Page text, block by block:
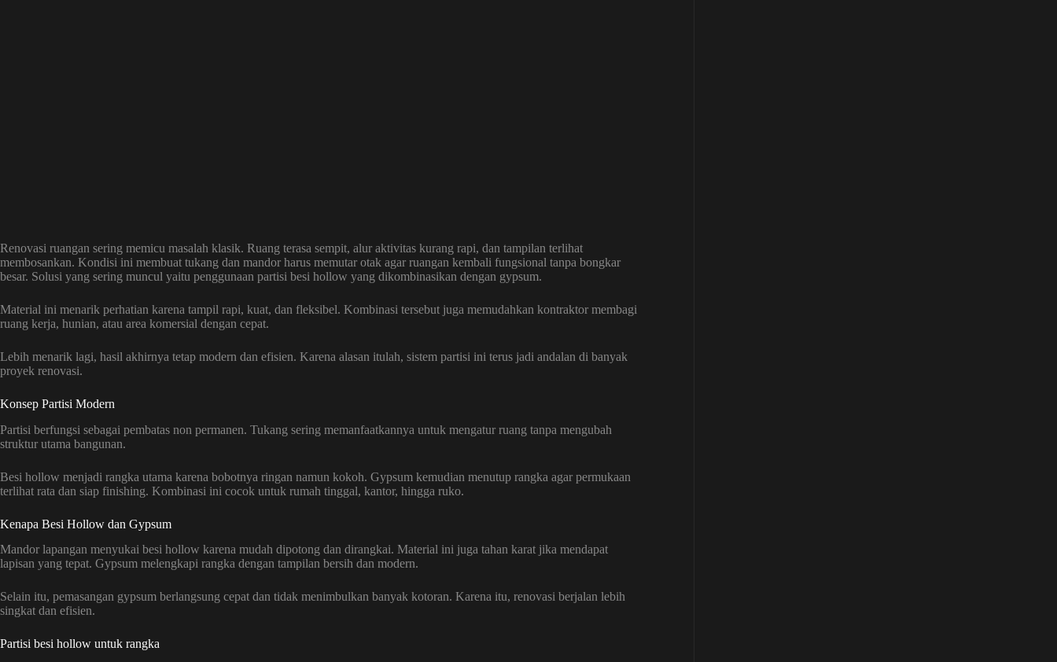
Renovasi ruangan sering memicu masalah klasik. Ruang terasa sempit, alur aktivitas kurang rapi, dan tampilan terlihat
membosankan. Kondisi ini membuat tukang dan mandor harus memutar otak agar ruangan kembali fungsional tanpa bongkar
besar. Solusi yang sering muncul yaitu penggunaan partisi besi hollow yang dikombinasikan dengan gypsum.
Material ini menarik perhatian karena tampil rapi, kuat, dan fleksibel. Kombinasi tersebut juga memudahkan kontraktor membagi
ruang kerja, hunian, atau area komersial dengan cepat.
Lebih menarik lagi, hasil akhirnya tetap modern dan efisien. Karena alasan itulah, sistem partisi ini terus jadi andalan di banyak
proyek renovasi.
Konsep Partisi Modern
Partisi berfungsi sebagai pembatas non permanen. Tukang sering memanfaatkannya untuk mengatur ruang tanpa mengubah
struktur utama bangunan.
Besi hollow menjadi rangka utama karena bobotnya ringan namun kokoh. Gypsum kemudian menutup rangka agar permukaan
terlihat rata dan siap finishing. Kombinasi ini cocok untuk rumah tinggal, kantor, hingga ruko.
Kenapa Besi Hollow dan Gypsum
Mandor lapangan menyukai besi hollow karena mudah dipotong dan dirangkai. Material ini juga tahan karat jika mendapat
lapisan yang tepat. Gypsum melengkapi rangka dengan tampilan bersih dan modern.
Selain itu, pemasangan gypsum berlangsung cepat dan tidak menimbulkan banyak kotoran. Karena itu, renovasi berjalan lebih
singkat dan efisien.
Partisi besi hollow untuk rangka